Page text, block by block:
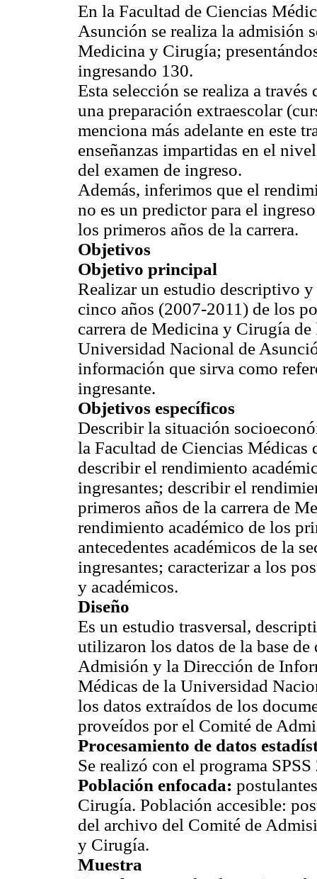
En la Facultad de Ciencias
Asunción se realiza la admisión
Medicina y Cirugía;
ingresando 130.
Esta selección se realiza a
una preparación extraescolar
menciona más adelante en este
enseñanzas impartidas en el
del examen de ingreso.
Además, inferimos que el
no es un predictor para el
los primeros años de la carrera.
Objetivos
Objetivo principal
Realizar un estudio descriptivo
cinco años (2007-2011) de los
carrera de Medicina y Cirugía
Universidad Nacional de
información que sirva como
ingresante.
Objetivos específicos
Describir la situación
la Facultad de Ciencias
describir el rendimiento
ingresantes; describir el
primeros años de la carrera de
rendimiento académico de los
antecedentes académicos de la
ingresantes; caracterizar a los
y académicos.
Diseño
Es un estudio trasversal,
utilizaron los datos de la base
Admisión y la Dirección de
Médicas de la Universidad
los datos extraídos de los
proveídos por el Comité de
Procesamiento de datos
Se realizó con el programa SPSS
Población enfocada:
Cirugía. Población accesible:
del archivo del Comité de
y Cirugía.
Muestra